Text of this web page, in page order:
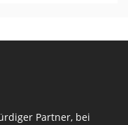
Partner, bei